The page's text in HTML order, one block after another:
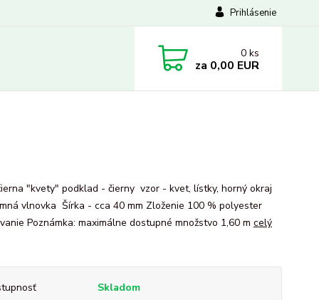
Prihlásenie
0 ks
za 0,00 EUR
"kvety" podklad - čierny vzor - kvet, lístky, horný okraj
vlnovka Šírka - cca 40 mm Zloženie 100 % polyester
Poznámka: maximálne dostupné množstvo 1,60 m celý
Skladom